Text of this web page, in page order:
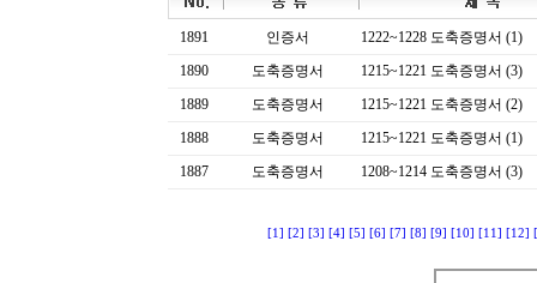
1891 인증서
1222~1228 도축증명서 (1)
1890
도축증명서
1215~1221 도축증명서 (3)
1889
도축증명서
1215~1221 도축증명서 (2)
1888
도축증명서
1215~1221 도축증명서 (1)
1887
도축증명서 1208~1214 도축증명서 (3)
[1] [2] [3] [4] [5] [6] [7] [8] [9] [10] [11] [12]